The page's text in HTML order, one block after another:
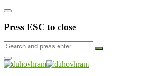
Press ESC to close